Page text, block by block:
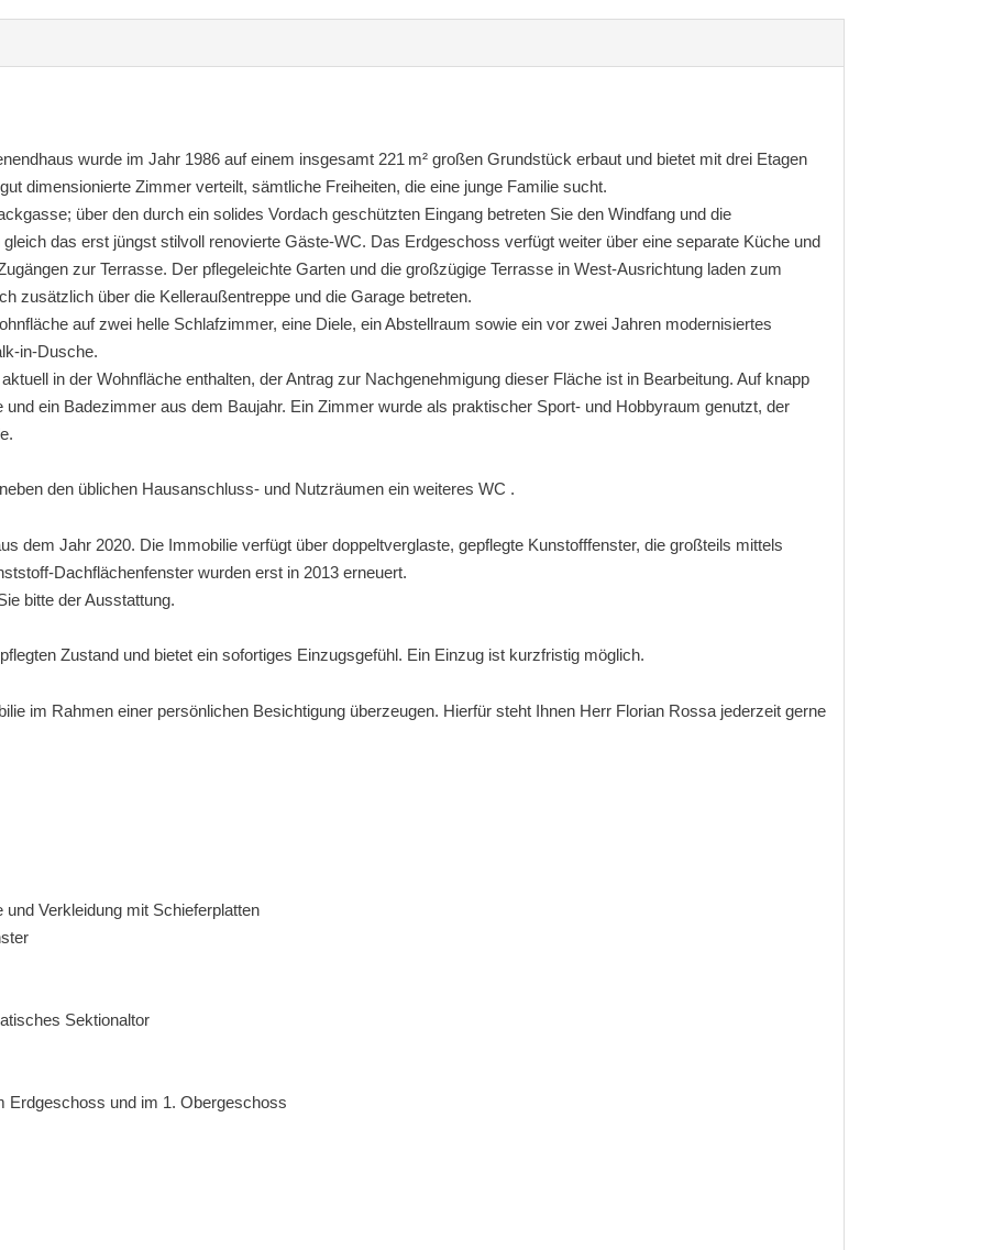
wurde im Jahr 1986 auf einem insgesamt 221 m² großen Grundstück erbaut und bietet mit drei Etagen
dimensionierte Zimmer verteilt, sämtliche Freiheiten, die eine junge Familie sucht.
über den durch ein solides Vordach geschützten Eingang betreten Sie den Windfang und die
das erst jüngst stilvoll renovierte Gäste-WC. Das Erdgeschoss verfügt weiter über eine separate Küche und
zur Terrasse. Der pflegeleichte Garten und die großzügige Terrasse in West-Ausrichtung laden zum
zusätzlich über die Kelleraußentreppe und die Garage betreten.
auf zwei helle Schlafzimmer, eine Diele, ein Abstellraum sowie ein vor zwei Jahren modernisiertes
in-Dusche.
in der Wohnfläche enthalten, der Antrag zur Nachgenehmigung dieser Fläche ist in Bearbeitung. Auf knapp
und ein Badezimmer aus dem Baujahr. Ein Zimmer wurde als praktischer Sport- und Hobbyraum genutzt, der
den üblichen Hausanschluss- und Nutzräumen ein weiteres WC .
dem Jahr 2020. Die Immobilie verfügt über doppeltverglaste, gepflegte Kunstofffenster, die großteils mittels
Dachflächenfenster wurden erst in 2013 erneuert.
bitte der Ausstattung.
Zustand und bietet ein sofortiges Einzugsgefühl. Ein Einzug ist kurzfristig möglich.
im Rahmen einer persönlichen Besichtigung überzeugen. Hierfür steht Ihnen Herr Florian Rossa jederzeit gerne
Verkleidung mit Schieferplatten
Sektionaltor
Erdgeschoss und im 1. Obergeschoss